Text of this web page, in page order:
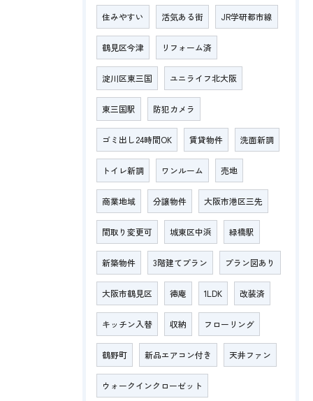
住みやすい 活気ある街 JR学研都市線
鶴見区今津 リフォーム済
淀川区東三国 ユニライフ北大阪
東三国駅 防犯カメラ
ゴミ出し24時間OK 賃貸物件 洗面新調
トイレ新調 ワンルーム 売地
商業地域 分譲物件 大阪市港区三先
間取り変更可 城東区中浜 緑橋駅
新築物件 3階建てプラン プラン図あり
大阪市鶴見区 徳庵 1LDK 改装済
キッチン入替 収納 フローリング
鶴野町 新品エアコン付き 天井ファン
ウォークインクローゼット